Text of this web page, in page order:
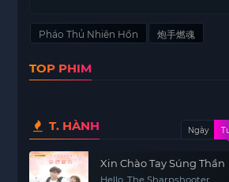
cuộc chiến nội tâm mà mỗi nhân
Nhân vật chính trong Pháo Thủ
chỉ xoay quanh những trận chiến
thác sâu vào tâm lý và cảm xúc
đó, nó phản ánh những giá trị
Pháo Thủ Nhiên Hồn 炮手燃魂
TOP PHIM
T. HÀNH Ngày
Xin Chào Tay Súng Thần
Hello, The Sharpshooter